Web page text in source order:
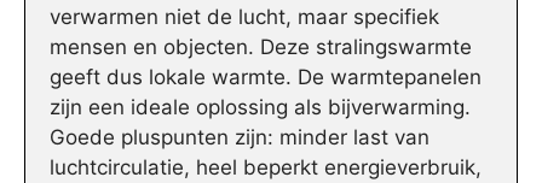
verwarmen niet de lucht, maar specifiek
mensen en objecten. Deze stralingswarmte
geeft dus lokale warmte. De warmtepanelen
zijn een ideale oplossing als bijverwarming.
Goede pluspunten zijn: minder last van
luchtcirculatie, heel beperkt energieverbruik,